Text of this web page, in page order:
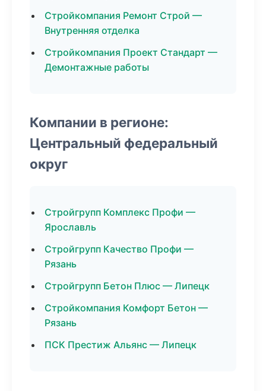
Стройкомпания Ремонт Строй —
Внутренняя отделка
Стройкомпания Проект Стандарт —
Демонтажные работы
Компании в регионе:
Центральный федеральный
округ
Стройгрупп Комплекс Профи —
Ярославль
Стройгрупп Качество Профи —
Рязань
Стройгрупп Бетон Плюс — Липецк
Стройкомпания Комфорт Бетон —
Рязань
ПСК Престиж Альянс — Липецк